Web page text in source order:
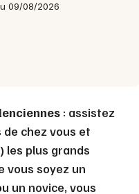
09/08/2026
: assistez
de chez vous et
les plus grands
vous soyez un
un novice, vous